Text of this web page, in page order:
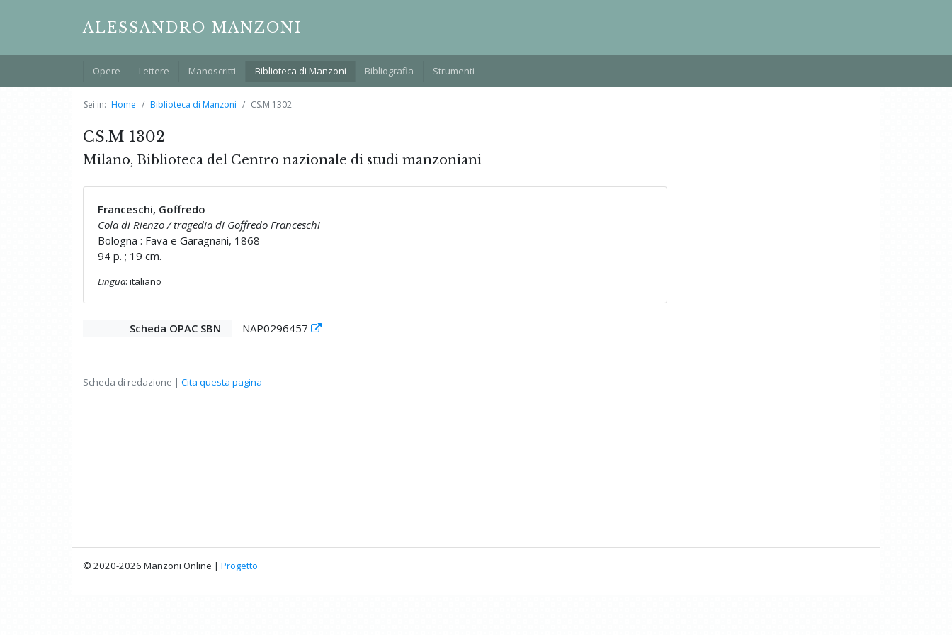
ALESSANDRO MANZONI
Opere Lettere Manoscritti Biblioteca di Manzoni Bibliografia Strumenti
Sei in: Home Biblioteca di Manzoni CS.M 1302
CS.M 1302
Milano, Biblioteca del Centro nazionale di studi manzoniani
Franceschi, Goffredo
Cola di Rienzo / tragedia di Goffredo Franceschi
Bologna : Fava e Garagnani, 1868
94 p. ; 19 cm.
Lingua: italiano
Scheda OPAC SBN NAP0296457
Scheda di redazione | Cita questa pagina
© 2020-2026 Manzoni Online | Progetto